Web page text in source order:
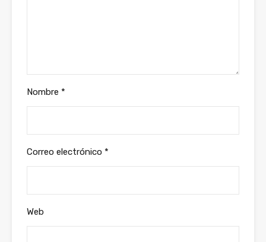
Nombre *
Correo electrónico *
Web